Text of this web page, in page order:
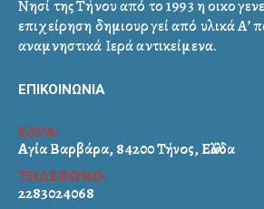
Νησί της Τήνου από το 1993 η
επιχείρηση δημιουργεί από υλικά Α’
αναμνηστικά Ιερά αντικείμενα.
ΕΠΙΚΟΙΝΩΝΙΑ
ΕΔΡΑ:
Αγία Βαρβάρα, 84200 Τήνος, Ελλάδα
ΤΗΛΕΦΩΝΟ:
2283024068